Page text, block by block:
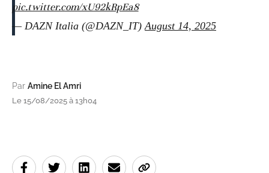
pic.twitter.com/xU92kRpEa8
— DAZN Italia (@DAZN_IT)August 14, 2025
Par Amine El Amri
Le 15/08/2025 à 13h04